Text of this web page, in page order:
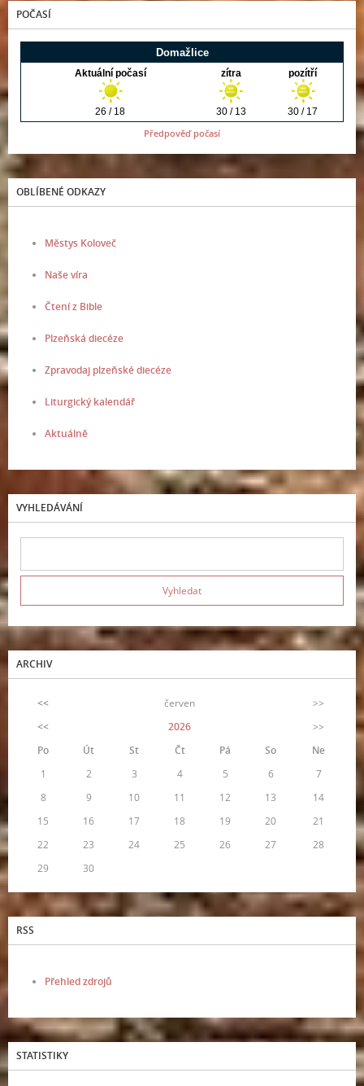
POČASÍ
Předpověď počasí
OBLÍBENÉ ODKAZY
Městys Koloveč
Naše víra
Čtení z Bible
Plzeňská diecéze
Zpravodaj plzeňské diecéze
Liturgický kalendář
Aktuálně
VYHLEDÁVÁNÍ
ARCHIV
<< červen
>>
<<
2026
>>
Po
Út St Čt Pá So
Ne
1
2 3 4 5 6
7
8
9 10 11 12 13
14
15
16 17 18 19 20
21
22
23 24 25 26 27
28
29
30
RSS
Přehled zdrojů
STATISTIKY